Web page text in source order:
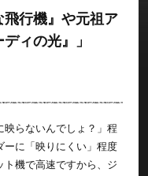
行機』や元祖ア
ィの光』」
らないんでしょ？」程
ーに「映りにくい」程度
機で高速ですから、ジ